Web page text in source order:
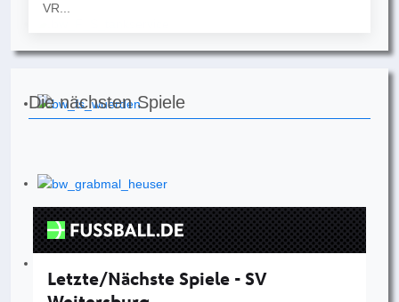
VR...
Die nächsten Spiele